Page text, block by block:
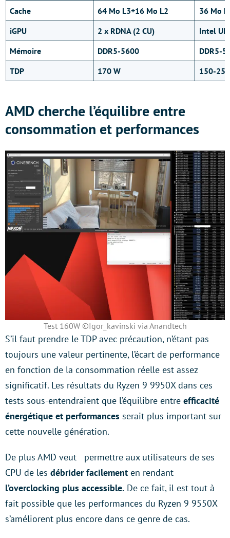
Cache
64 Mo L3+16 Mo L2
36 Mo
iGPU
2 x RDNA (2 CU)
Intel
Mémoire
DDR5-5600
DDR5-
TDP
170 W 150-
AMD cherche l’équilibre entre
consommation et performances
Test 160W ©Igor_kavinski via Anandtech
S’il faut prendre le TDP avec précaution, n’étant pas
toujours une valeur pertinente, l’écart de performance
en fonction de la consommation réelle est assez
significatif. Les résultats du Ryzen 9 9950X dans ces
tests sous-entendraient que l’équilibre entre efficacité
énergétique et performances serait plus important sur
cette nouvelle génération.
De plus AMD veut permettre aux utilisateurs de ses
CPU de les débrider facilement en rendant
l’overclocking plus accessible. De ce fait, il est tout à
fait possible que les performances du Ryzen 9 9550X
s’améliorent plus encore dans ce genre de cas.